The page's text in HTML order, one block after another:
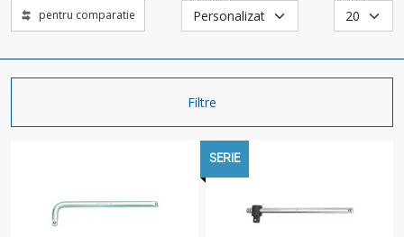
pentru comparatie
Filtre
SERIE